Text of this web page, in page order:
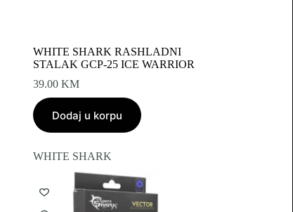
WHITE SHARK RASHLADNI
STALAK GCP-25 ICE WARRIOR
39.00KM
Dodaj u korpu
WHITE SHARK